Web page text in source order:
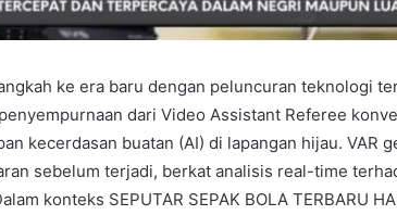
ke era baru dengan peluncuran teknologi
dari Video Assistant Referee
kecerdasan buatan (AI) di lapangan hijau. VAR
sebelum terjadi, berkat analisis real-time
konteks SEPUTAR SEPAK BOLA TERBARU